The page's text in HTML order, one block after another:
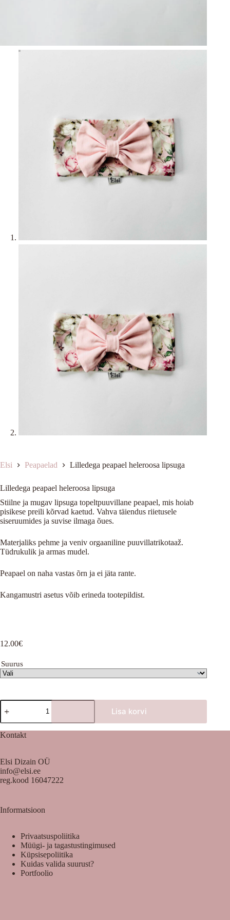
Elsi Peapaelad Lilledega peapael heleroosa lipsuga
Lilledega peapael heleroosa lipsuga
Stiilne ja mugav lipsuga topeltpuuvillane peapael, mis hoiab
pisikese preili kõrvad kaetud. Vahva täiendus riietusele
siseruumides ja suvise ilmaga õues.
Materjaliks pehme ja veniv orgaaniline puuvillatrikotaaž.
Tüdrukulik ja armas mudel.
Peapael on naha vastas õrn ja ei jäta rante.
Kangamustri asetus võib erineda tootepildist.
12.00€
Suurus
Lilledega
peapael
heleroosa
lipsuga
kogus
Lisa korvi
Kontakt
Elsi Dizain OÜ
info@elsi.ee
reg.kood 16047222
Informatsioon
Privaatsuspoliitika
Müügi- ja tagastustingimused
Küpsisepoliitika
Kuidas valida suurust?
Portfoolio